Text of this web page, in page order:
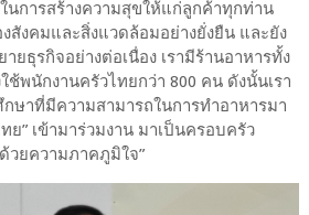
นการสร้างความสุขให้แก่ลูกค้าทุกท่าน
สังคมและสิ่งแวดล้อมอย่างยั่งยืน และยัง
ยธุรกิจอย่างต่อเนื่อง เรามีร้านอาหารทั้ง
ช้พนักงานครัวไทยกว่า 800 คน ดังนั้นเรา
ษาที่มีความสามารถในการทำอาหารมา
ย” เข้ามาร่วมงาน มาเป็นครอบครัว
วยความภาคภูมิใจ”